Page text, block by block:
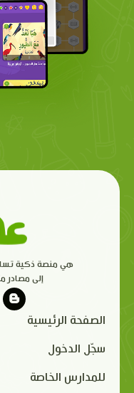
هي منصة ذكية
إلى مصادر
الصفحة الرئيسية
سجّل الدخول
للمدارس الخاصة